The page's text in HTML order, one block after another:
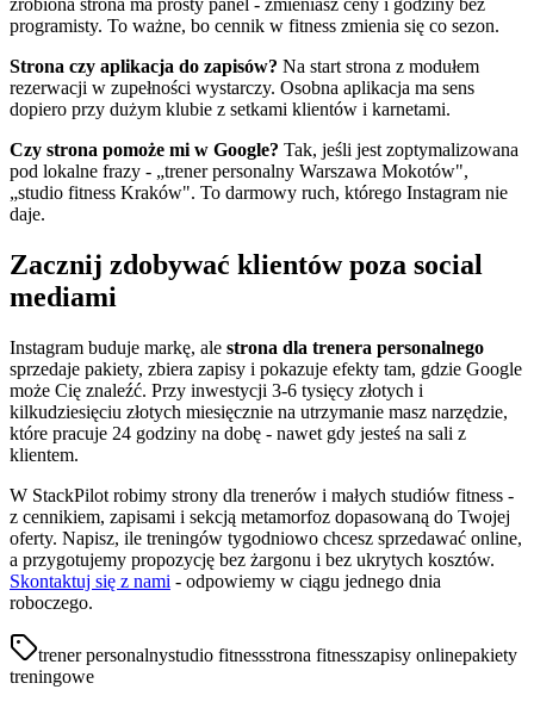
zrobiona strona ma prosty panel - zmieniasz ceny i godziny bez
programisty. To ważne, bo cennik w fitness zmienia się co sezon.
Strona czy aplikacja do zapisów? Na start strona z modułem
rezerwacji w zupełności wystarczy. Osobna aplikacja ma sens
dopiero przy dużym klubie z setkami klientów i karnetami.
Czy strona pomoże mi w Google? Tak, jeśli jest zoptymalizowana
pod lokalne frazy - „trener personalny Warszawa Mokotów",
„studio fitness Kraków". To darmowy ruch, którego Instagram nie
daje.
Zacznij zdobywać klientów poza social
mediami
Instagram buduje markę, ale strona dla trenera personalnego
sprzedaje pakiety, zbiera zapisy i pokazuje efekty tam, gdzie Google
może Cię znaleźć. Przy inwestycji 3-6 tysięcy złotych i
kilkudziesięciu złotych miesięcznie na utrzymanie masz narzędzie,
które pracuje 24 godziny na dobę - nawet gdy jesteś na sali z
klientem.
W StackPilot robimy strony dla trenerów i małych studiów fitness -
z cennikiem, zapisami i sekcją metamorfoz dopasowaną do Twojej
oferty. Napisz, ile treningów tygodniowo chcesz sprzedawać online,
a przygotujemy propozycję bez żargonu i bez ukrytych kosztów.
Skontaktuj się z nami - odpowiemy w ciągu jednego dnia
roboczego.
trener personalnystudio fitnessstrona fitnesszapisy onlinepakiety
treningowe